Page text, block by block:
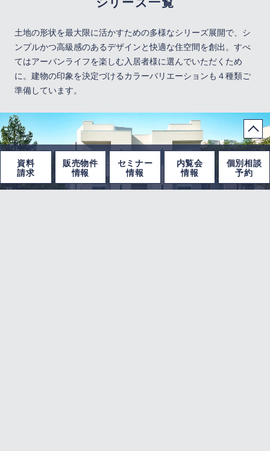
土地の形状を最大限に活かすための多様なシリーズ展開で、シ
ンプルかつ高級感のあるデザインと快適な住空間を創出。 すべ
てはアーバンライフを楽しむ入居者様に選んでいただくため
に。 建物の印象を決定づけるカラーバリエーションも４種類ご
準備しています。
資料
請求
販売物件
情報
セミナー
情報
内覧会
情報
個別相談
予約